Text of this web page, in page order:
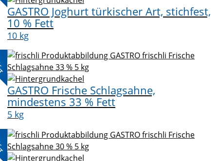
GASTRO Joghurt türkischer Art, stichfest,
10 % Fett
10 kg
GASTRO Frische Schlagsahne,
mindestens 33 % Fett
5 kg